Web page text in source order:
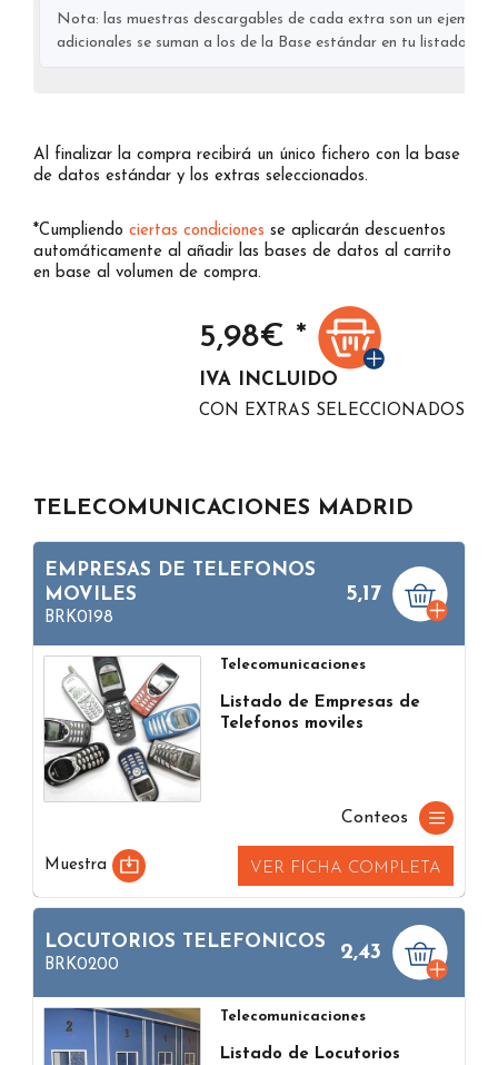
Nota: las muestras descargables de cada extra son un
adicionales se suman a los de la Base estándar en tu listado
Al finalizar la compra recibirá un único fichero con la base
de datos estándar y los extras seleccionados.
*Cumpliendo ciertas condiciones se aplicarán descuentos
automáticamente al añadir las bases de datos al carrito
en base al volumen de compra.
5,98€ *
IVA INCLUIDO
CON EXTRAS SELECCIONADOS
TELECOMUNICACIONES MADRID
EMPRESAS DE TELEFONOS
MOVILES
BRK0198
5,17
Telecomunicaciones
Listado de Empresas de
Telefonos moviles
Conteos
Muestra VER FICHA COMPLETA
LOCUTORIOS TELEFONICOS
BRK0200
2,43
Telecomunicaciones
Listado de Locutorios